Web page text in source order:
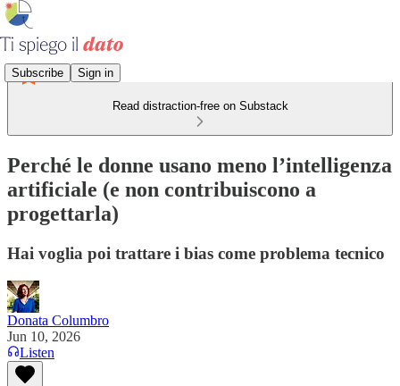
Subscribe Sign in
Read distraction-free on Substack
Perché le donne usano meno l’intelligenza
artificiale (e non contribuiscono a
progettarla)
Hai voglia poi trattare i bias come problema tecnico
Donata Columbro
Jun 10, 2026
Listen